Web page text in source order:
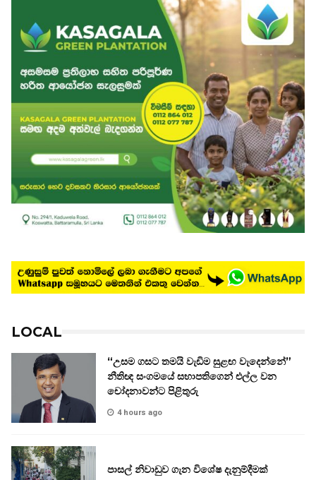
LOCAL
“උසම ගසට තමයි වැඩිම සුළඟ වැදෙන්නේ”
නීතිඥ සංගමයේ සභාපතිගෙන් එල්ල වන
චෝදනාවන්ට පිළිතුරු
4 hours ago
පාසල් නිවාඩුව ගැන විශේෂ දැනුම්දීමක්